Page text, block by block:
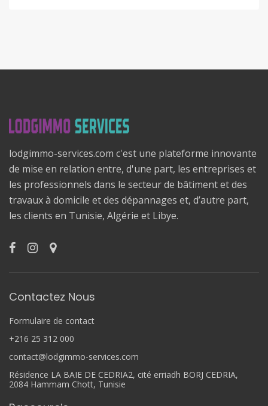
lodgimmo-services.com c'est une plateforme innovante
de mise en relation entre, d'une part, les entreprises et
les professionnels dans le secteur de bâtiment et des
travaux à domicile et des dépannages et, d’autre part,
les clients en Tunisie, Algérie et Libye.
Contactez Nous
Formulaire de contact
+216 25 312 000
contact@lodgimmo-services.com
Résidence LA BAIE DE CEDRIA2, cité erriadh BORJ CEDRIA,
2084 Hammam Chott, Tunisie